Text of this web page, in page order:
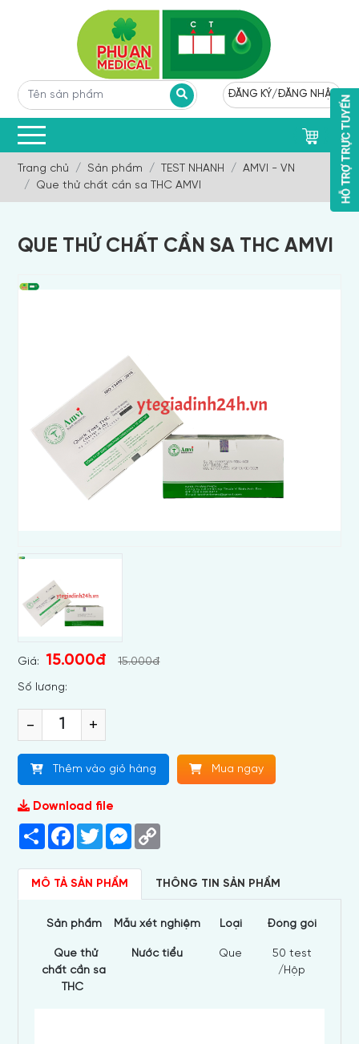
ĐĂNG KÝ/ĐĂNG NHẬP
Trang chủ Sản phẩm TEST NHANH
AMVI - VN
Que thử chất cần sa THC AMVI
QUE THỬ CHẤT CẦN SA THC AMVI
Giá: 15.000đ 15.000đ
Số lương:
- +
Thêm vào giỏ hàng Mua ngay
Download file
Share Facebook
TwitterMessenger
MÔ TẢ SẢN PHẨM THÔNG TIN SẢN PHẨM
Sản phẩm M ẫu xét nghiệm Loại Đóng gói
Que thử
chất cần sa
THC
Nước tiểu Que
50 test
/Hộp